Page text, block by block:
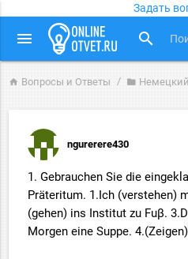
Задать
menu search
home Вопросы и Ответы folder
ngurerere430
1. Gebrauchen Sie die
Präteritum. 1.Ich (verstehen)
(gehen) ins Institut zu Fuβ.
Morgen eine Suppe.